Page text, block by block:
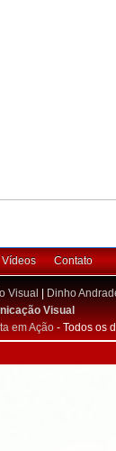
Vídeos Contato
Visual | Dinho
Visual
em Ação - Todos os